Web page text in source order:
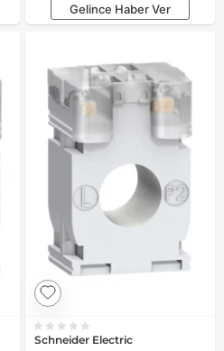
Gelince Haber Ver
Schneider Electric